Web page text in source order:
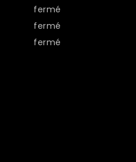
fermé
fermé
fermé